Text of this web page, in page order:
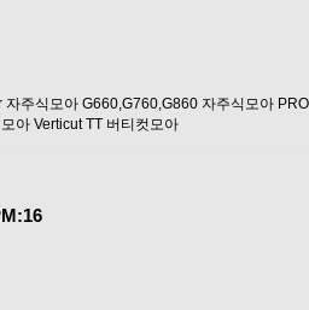
자주식모아 G660,G760,G860 자주식모아
아 Verticut TT 버티컷모아